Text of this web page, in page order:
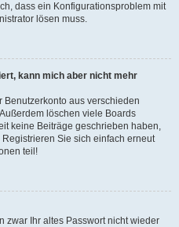
dass ein Konfigurationsproblem mit
lösen muss.
kann mich aber nicht mehr
Benutzerkonto aus verschieden
löschen viele Boards
keine Beiträge geschrieben haben,
Sie sich einfach erneut
teil!
zwar Ihr altes Passwort nicht wieder